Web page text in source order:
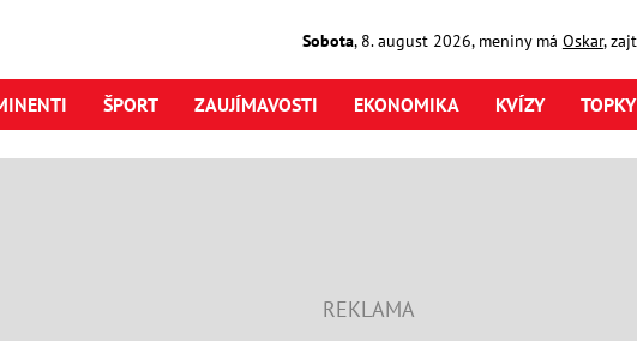
Sobota, 8. august2026, meniny má Oskar,
ŠPORT ZAUJÍMAVOSTI EKONOMIKA KVÍZY